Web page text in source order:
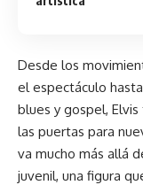
Desde los
el espectáculo
blues y gospel,
las puertas para
va mucho más allá
juvenil, una figura